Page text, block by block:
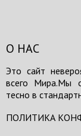
О НАС
Это сайт
всего Мира.Мы
тесно в
ПОЛИТИКА